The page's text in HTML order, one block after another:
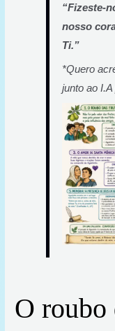
“Fizeste-
nosso
Ti.”
*Quero
junto ao
O roubo